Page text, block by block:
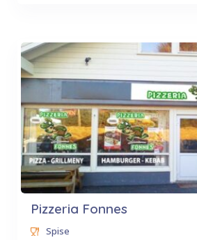
Pizzeria Fonnes
Spise